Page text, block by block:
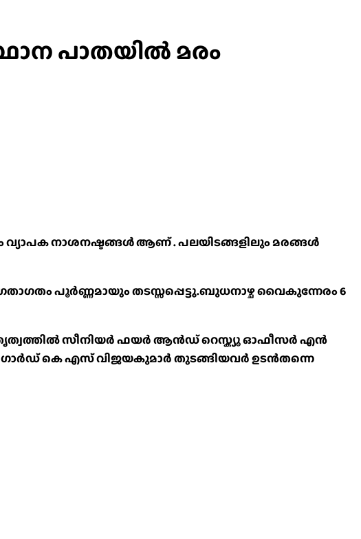
പാതയിൽ മരം
നാശനഷ്ടങ്ങൾ ആണ് . പലയിടങ്ങളിലും മരങ്ങൾ
പൂർണ്ണമായും തടസ്സപ്പെട്ടു.ബുധനാഴ്ച വൈകുന്നേരം 6
സീനിയർ ഫയർ ആൻഡ് റെസ്ക്യൂ ഓഫീസർ എൻ
കെ എസ് വിജയകുമാർ തുടങ്ങിയവർ ഉടൻതന്നെ